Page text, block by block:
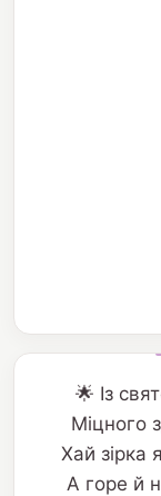
🌟 Із
Міцного
Хай зірка
А горе й